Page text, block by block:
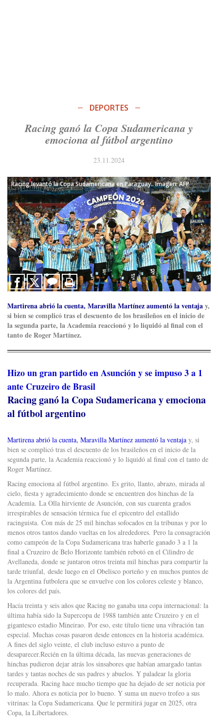
DEPORTES
Racing ganó la Copa Sudamericana y
emociona al fútbol argentino
23.11.2024
Racing levantó la Copa Sudamericana en Paraguay.. Imagen: AFP
Martirena abrió la cuenta, Maravilla Martínez aumentó la ventajay,
si bien se complicó tras el descuento de los brasileños en el inicio de
la segunda parte, la Academia reaccionó y lo liquidó al final con el
tanto de Roger Martínez.
Hizo un gran partido en Asunción y se impuso 3 a 1
ante Cruzeiro de Brasil
Racing ganó la Copa Sudamericana y emociona
al fútbol argentino
Martirena abrió la cuenta, Maravilla Martínez aumentó la ventaja y, si
bien se complicó tras el descuento de los brasileños en el inicio de la
segunda parte, la Academia reaccionó y lo liquidó al final con el tanto de
Roger Martínez.
Racing emociona al fútbol argentino. Es grito, llanto, abrazo, mirada al
cielo, fiesta y agradecimiento donde se encuentren dos hinchas de la
Academia. La Olla hirviente de Asunción, con sus cuarenta grados
irrespirables de sensación térmica fue el epicentro del estallido
racinguista. Con más de 25 mil hinchas sofocados en la tribunas y por lo
menos otros tantos dando vueltas en los alrededores. Pero la consagración
como campeón de la Copa Sudamericana tras haberle ganado 3 a 1 la
final a Cruzeiro de Belo Horizonte también rebotó en el Cilindro de
Avellaneda, donde se juntaron otros treinta mil hinchas para compartir la
tarde triunfal, desde luego en el Obelisco porteño y en muchos puntos de
la Argentina futbolera que se envuelve con los colores celeste y blanco,
los colores del país.
Hacía treinta y seis años que Racing no ganaba una copa internacional: la
última había sido la Supercopa de 1988 también ante Cruzeiro y en el
gigantesco estadio Mineirao. Por eso, este título tiene una vibración tan
especial. Muchas cosas pasaron desde entonces en la historia académica.
A fines del siglo veinte, el club incluso estuvo a punto de
desaparecer.Recién en la última década, las nuevas generaciones de
hinchas pudieron dejar atrás los sinsabores que habían amargado tantas
tardes y tantas noches de sus padres y abuelos. Y paladear la gloria
recuperada. Racing hace mucho tiempo que ha dejado de ser noticia por
lo malo. Ahora es noticia por lo bueno. Y suma un nuevo trofeo a sus
vitrinas: la Copa Sudamericana. Que le permitirá jugar en 2025, otra
Copa, la Libertadores.